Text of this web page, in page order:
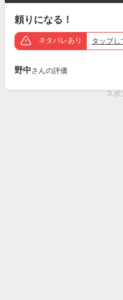
頼りになる！
ネタバレあり タップし
野中さんの評価
スポ